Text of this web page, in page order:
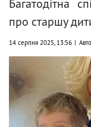
Багатодітна
про старшу
14 серпня 2025, 13:56